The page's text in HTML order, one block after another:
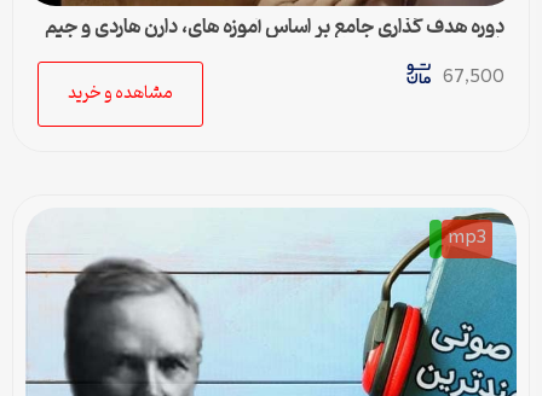
دوره هدف گذاری جامع بر اساس آموزه های، دارن هاردی و جیم
ران
67,500
مشاهده و خرید
mp3